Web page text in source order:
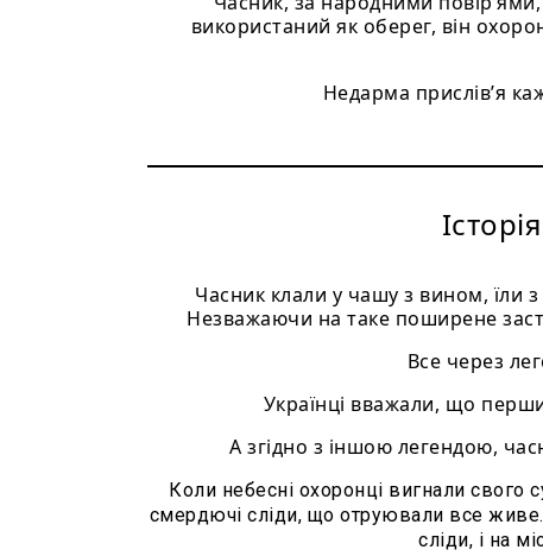
використаний як оберег, він
Недарма прислів’я
Часник клали у чашу з вином, їли
Незважаючи на таке поширене
Все через
Українці вважали, що
А згідно з іншою легендою,
Коли небесні охоронці вигнали свого
смердючі сліди, що отруювали все
сліди, і на